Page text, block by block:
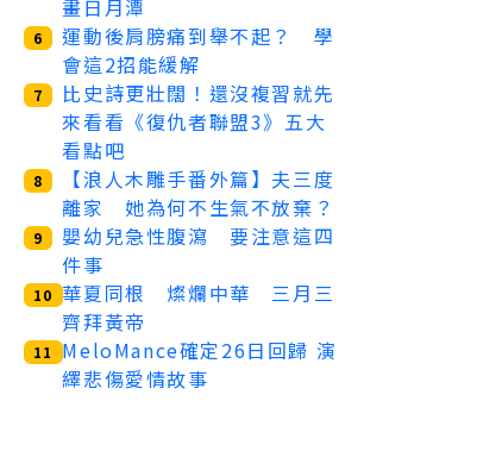
畫日月潭
6
運動後肩膀痛到舉不起？ 學
會這2招能緩解
7
比史詩更壯闊！還沒複習就先
來看看《復仇者聯盟3》五大
看點吧
8
【浪人木雕手番外篇】夫三度
離家 她為何不生氣不放棄？
9
嬰幼兒急性腹瀉 要注意這四
件事
10 華夏同根 燦爛中華 三月三
齊拜黃帝
11
MeloMance確定26日回歸 演
繹悲傷愛情故事